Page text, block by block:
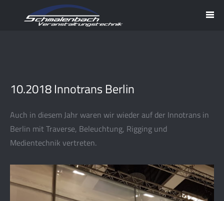
10.2018 Innotrans Berlin
Auch in diesem Jahr waren wir wieder auf der Innotrans in
Berlin mit Traverse, Beleuchtung, Rigging und
Medientechnik vertreten.